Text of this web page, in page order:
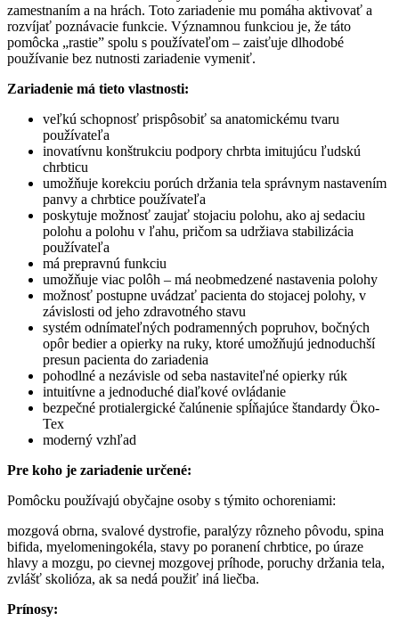
zamestnaním a na hrách. Toto zariadenie mu pomáha aktivovať a
rozvíjať poznávacie funkcie. Významnou funkciou je, že táto
pomôcka „rastie” spolu s používateľom – zaisťuje dlhodobé
používanie bez nutnosti zariadenie vymeniť.
Zariadenie má tieto vlastnosti:
veľkú schopnosť prispôsobiť sa anatomickému tvaru
používateľa
inovatívnu konštrukciu podpory chrbta imitujúcu ľudskú
chrbticu
umožňuje korekciu porúch držania tela správnym nastavením
panvy a chrbtice používateľa
poskytuje možnosť zaujať stojaciu polohu, ako aj sedaciu
polohu a polohu v ľahu, pričom sa udržiava stabilizácia
používateľa
má prepravnú funkciu
umožňuje viac polôh – má neobmedzené nastavenia polohy
možnosť postupne uvádzať pacienta do stojacej polohy, v
závislosti od jeho zdravotného stavu
systém odnímateľných podramenných popruhov, bočných
opôr bedier a opierky na ruky, ktoré umožňujú jednoduchší
presun pacienta do zariadenia
pohodlné a nezávisle od seba nastaviteľné opierky rúk
intuitívne a jednoduché diaľkové ovládanie
bezpečné protialergické čalúnenie spĺňajúce štandardy Öko-
Tex
moderný vzhľad
Pre koho je zariadenie určené:
Pomôcku používajú obyčajne osoby s týmito ochoreniami:
mozgová obrna, svalové dystrofie, paralýzy rôzneho pôvodu, spina
bifida, myelomeningokéla, stavy po poranení chrbtice, po úraze
hlavy a mozgu, po cievnej mozgovej príhode, poruchy držania tela,
zvlášť skolióza, ak sa nedá použiť iná liečba.
Prínosy: